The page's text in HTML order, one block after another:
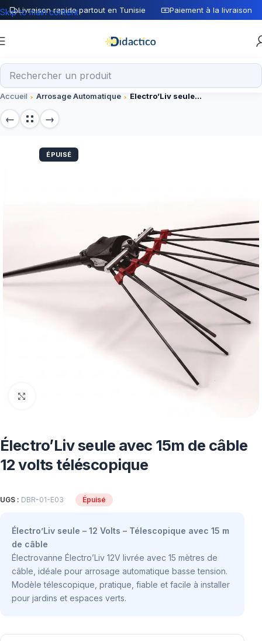
Livraison rapide partout en Tunisie Paiement à la livraison
Skip to main content
Accueil Arrosage Automatique Électro’Liv seule avec 15m de câble 12 volts téléscopique
ÉPUISÉ
Électro’Liv seule avec 15m de câble
12 volts téléscopique
UGS : DBR-01-E03 Épuisé
Électro’Liv seule – 12 Volts – Télescopique avec 15 m
de câble
Électrovanne Électro’Liv 12V livrée avec 15 mètres de
câble, idéale pour arrosage automatique basse tension.
Modèle télescopique, pratique, fiable et facile à installer
pour jardins et espaces verts.